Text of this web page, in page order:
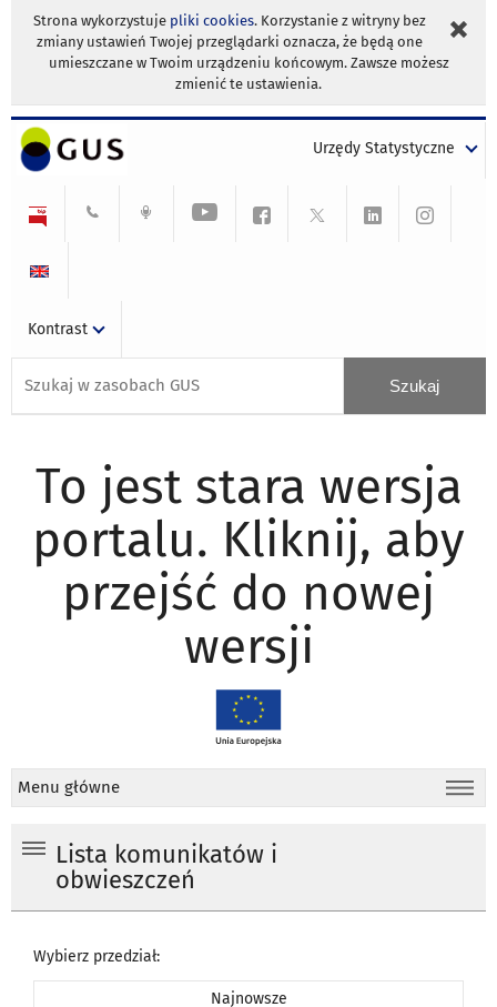
Strona wykorzystuje pliki cookies. Korzystanie z witryny bez
zmiany ustawień Twojej przeglądarki oznacza, że będą one
umieszczane w Twoim urządzeniu końcowym. Zawsze możesz
zmienić te ustawienia.
Urzędy Statystyczne
Kontrast
To jest stara wersja
portalu. Kliknij, aby
przejść do nowej
wersji
Menu główne
Lista komunikatów i
obwieszczeń
Wybierz przedział:
Najnowsze